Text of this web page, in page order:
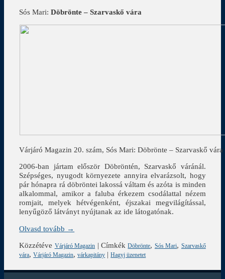
Sós Mari:Döbrönte – Szarvaskő vára
Várjáró Magazin 20. szám, Sós Mari: Döbrönte – Szarvaskő vára
2006-ban jártam először Döbröntén, Szarvaskő váránál.
Szépséges, nyugodt környezete annyira elvarázsolt, hogy
pár hónapra rá döbröntei lakossá váltam és azóta is minden
alkalommal, amikor a faluba érkezem csodálattal nézem
romjait, melyek hétvégenként, éjszakai megvilágítással,
lenyűgöző látványt nyújtanak az ide látogatónak.
Olvasd tovább →
Közzétéve Várjáró Magazin |Címkék Döbrönte, Sós Mari, Szarvaskő
vára,Várjáró Magazin,várkapitány |Hagyj üzenetet